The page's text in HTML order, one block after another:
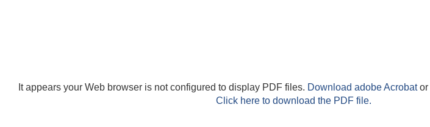
It appears your Web browser is not configured to display PDF files. Download adobe Acrobator
Click here to download the PDF file.